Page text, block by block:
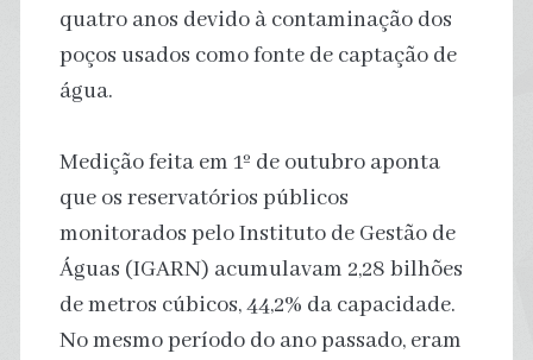
quatro anos devido à contaminação dos
poços usados como fonte de captação de
água.
Medição feita em 1º de outubro aponta
que os reservatórios públicos
monitorados pelo Instituto de Gestão de
Águas (IGARN) acumulavam 2,28 bilhões
de metros cúbicos, 44,2% da capacidade.
No mesmo período do ano passado, eram